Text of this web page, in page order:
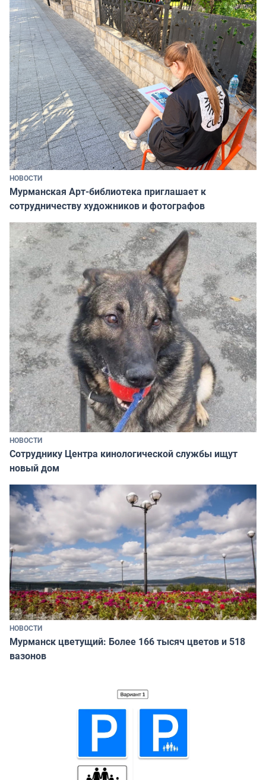
НОВОСТИ
Мурманская Арт-библиотека приглашает к
сотрудничеству художников и фотографов
НОВОСТИ
Сотруднику Центра кинологической службы ищут
новый дом
НОВОСТИ
Мурманск цветущий: Более 166 тысяч цветов и 518
вазонов